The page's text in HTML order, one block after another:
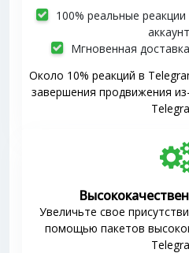
100% реальные
Мгновенная
Около 10% реакций в
завершения продвижения
Увеличьте свое
помощью пакетов